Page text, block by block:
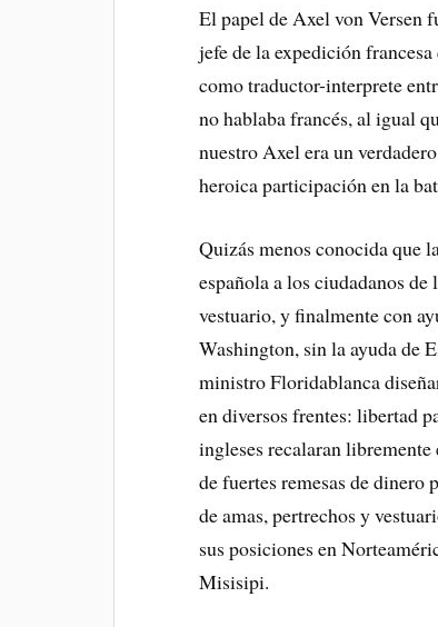
El papel de Axel von Versen
jefe de la expedición
como traductor-interprete
no hablaba francés, al igual
nuestro Axel era un
heroica participación en la
Quizás menos conocida que
española a los ciudadanos
vestuario, y finalmente con
Washington, sin la ayuda de
ministro Floridablanca
en diversos frentes: libertad
ingleses recalaran
de fuertes remesas de dinero
de amas, pertrechos y
sus posiciones en
Misisipi.